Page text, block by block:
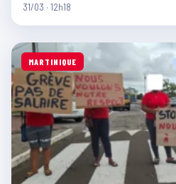
31/03 · 12h18
MARTINIQUE